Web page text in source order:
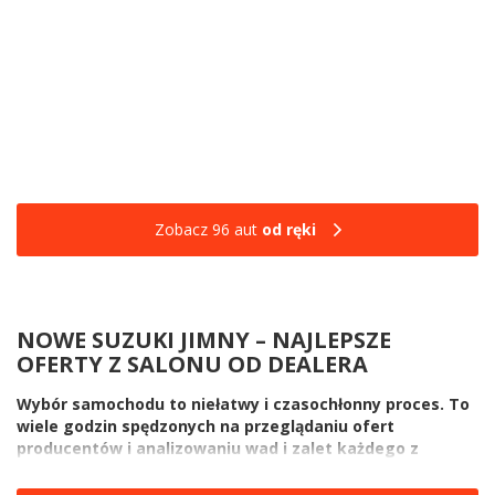
Zobacz 96 aut od ręki
NOWE SUZUKI JIMNY – NAJLEPSZE
OFERTY Z SALONU OD DEALERA
Wybór samochodu to niełatwy i czasochłonny proces. To
wiele godzin spędzonych na przeglądaniu ofert
producentów i analizowaniu wad i zalet każdego z